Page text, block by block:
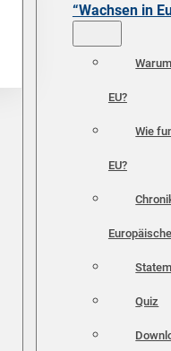
“Wachsen in
EU?
Wie
EU?
Quiz